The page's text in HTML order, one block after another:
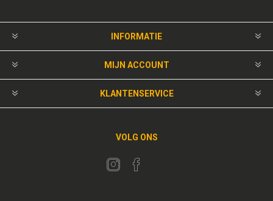
INFORMATIE
MIJN ACCOUNT
KLANTENSERVICE
VOLG ONS